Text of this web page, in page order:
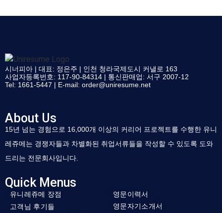
시너피아 | 대표: 정은주 | 인천 청라국제도시 커낼로 163
사업자등록번호: 117-90-84314 | 통신판매업: 서구 2007-12
Tel: 1661-5447 | E-mail: order@uniresume.net
About Us
15년 넘는 경험으로 16,000개 이상의 커리어 프로젝트를 수행한 유니
레쥬메는 경쟁자들과 차별화된 취업서류들을 작성할 수 있도록 도와
드리는 전문회사입니다.
Quick Menus
유니레쥬메 장점
고객님 후기들
영문이력서
영문자기소개서